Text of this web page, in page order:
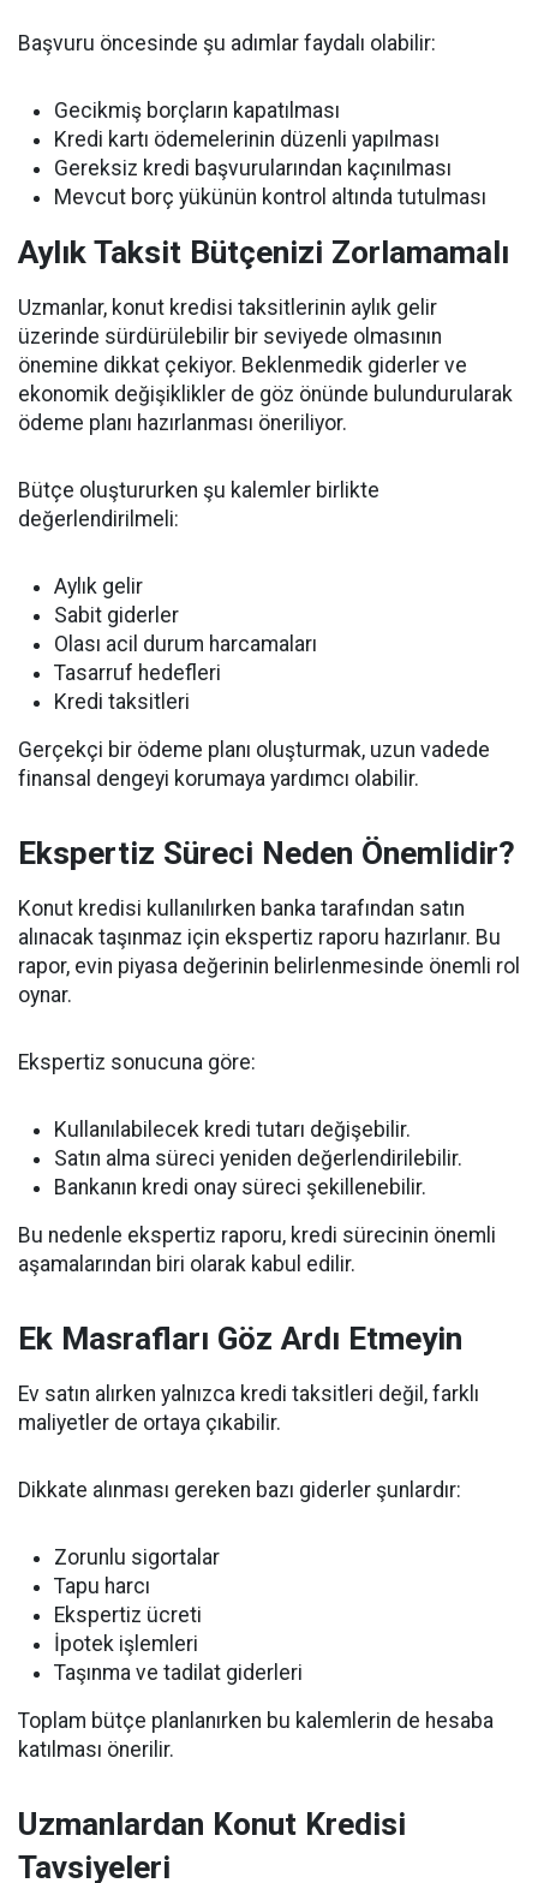
Başvuru öncesinde şu adımlar faydalı olabilir:
Gecikmiş borçların kapatılması
Kredi kartı ödemelerinin düzenli yapılması
Gereksiz kredi başvurularından kaçınılması
Mevcut borç yükünün kontrol altında tutulması
Aylık Taksit Bütçenizi Zorlamamalı
Uzmanlar, konut kredisi taksitlerinin aylık gelir
üzerinde sürdürülebilir bir seviyede olmasının
önemine dikkat çekiyor. Beklenmedik giderler ve
ekonomik değişiklikler de göz önünde bulundurularak
ödeme planı hazırlanması öneriliyor.
Bütçe oluştururken şu kalemler birlikte
değerlendirilmeli:
Aylık gelir
Sabit giderler
Olası acil durum harcamaları
Tasarruf hedefleri
Kredi taksitleri
Gerçekçi bir ödeme planı oluşturmak, uzun vadede
finansal dengeyi korumaya yardımcı olabilir.
Ekspertiz Süreci Neden Önemlidir?
Konut kredisi kullanılırken banka tarafından satın
alınacak taşınmaz için ekspertiz raporu hazırlanır. Bu
rapor, evin piyasa değerinin belirlenmesinde önemli rol
oynar.
Ekspertiz sonucuna göre:
Kullanılabilecek kredi tutarı değişebilir.
Satın alma süreci yeniden değerlendirilebilir.
Bankanın kredi onay süreci şekillenebilir.
Bu nedenle ekspertiz raporu, kredi sürecinin önemli
aşamalarından biri olarak kabul edilir.
Ek Masrafları Göz Ardı Etmeyin
Ev satın alırken yalnızca kredi taksitleri değil, farklı
maliyetler de ortaya çıkabilir.
Dikkate alınması gereken bazı giderler şunlardır:
Zorunlu sigortalar
Tapu harcı
Ekspertiz ücreti
İpotek işlemleri
Taşınma ve tadilat giderleri
Toplam bütçe planlanırken bu kalemlerin de hesaba
katılması önerilir.
Uzmanlardan Konut Kredisi
Tavsiyeleri